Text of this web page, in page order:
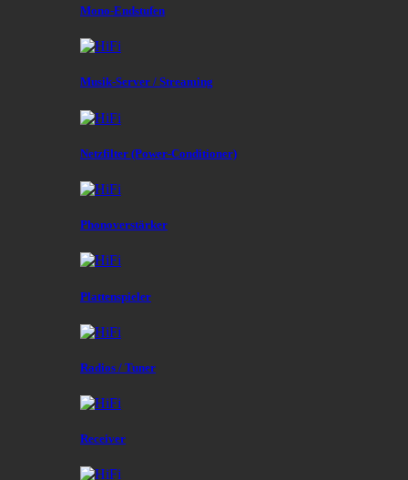
Mono-Endstufen
Musik-Server / Streaming
Netzfilter (Power-Conditioner)
Phonoverstärker
Plattenspieler
Radios / Tuner
Receiver